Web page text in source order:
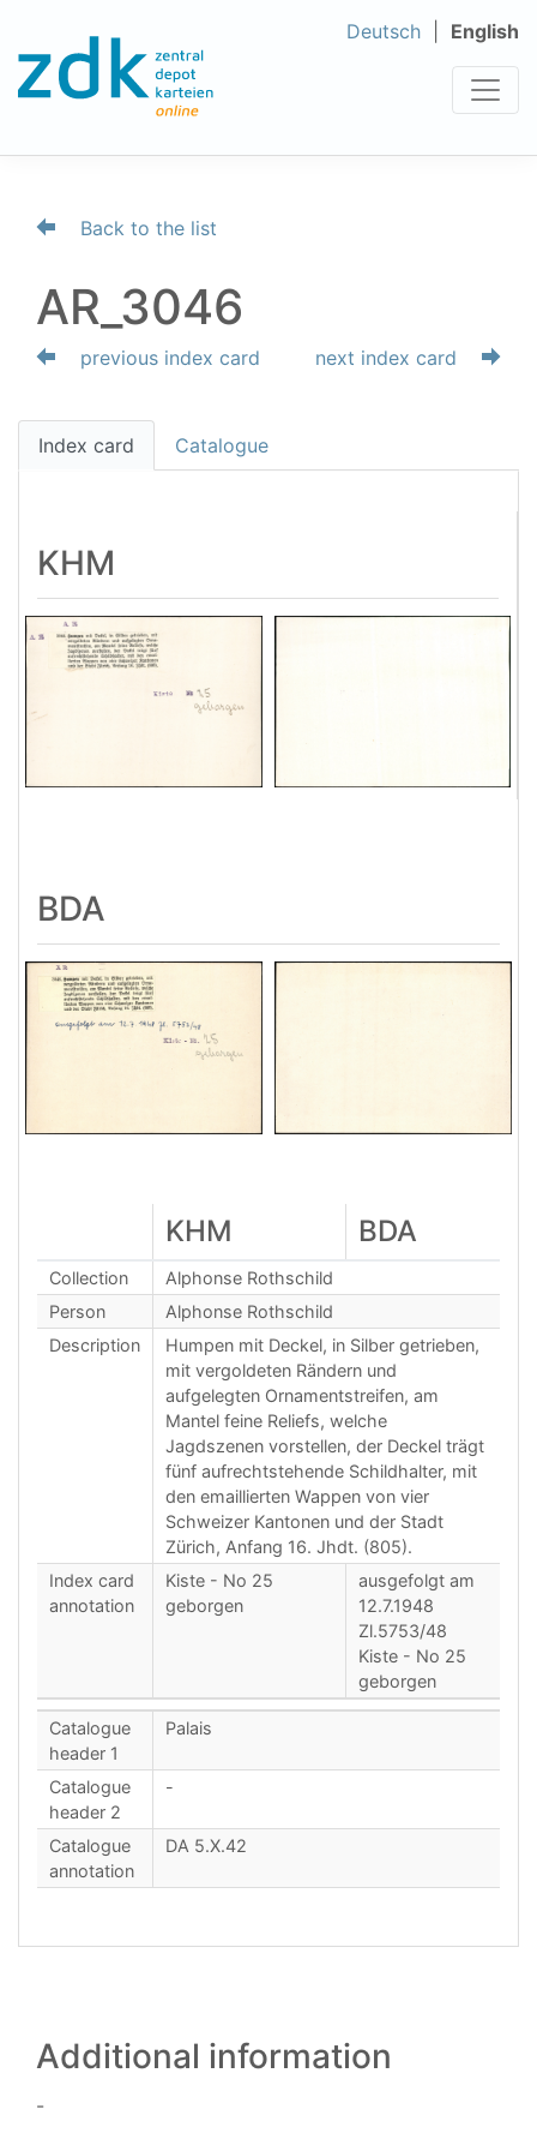
Deutsch English
Back to the list
AR_3046
previous index card next index card
Index card Catalogue
KHM
BDA
KHM BDA
Collection
Alphonse Rothschild
Person
Alphonse Rothschild
Description
Humpen mit Deckel, in Silber getrieben,
mit vergoldeten Rändern und
aufgelegten Ornamentstreifen, am
Mantel feine Reliefs, welche
Jagdszenen vorstellen, der Deckel trägt
fünf aufrechtstehende Schildhalter, mit
den emaillierten Wappen von vier
Schweizer Kantonen und der Stadt
Zürich, Anfang 16. Jhdt. (805).
Index card
annotation
Kiste - No 25
geborgen
ausgefolgt am
12.7.1948
Zl.5753/48
Kiste - No 25
geborgen
Catalogue
header 1
Palais
Catalogue
header 2
-
Catalogue
annotation
DA 5.X.42
Additional information
-